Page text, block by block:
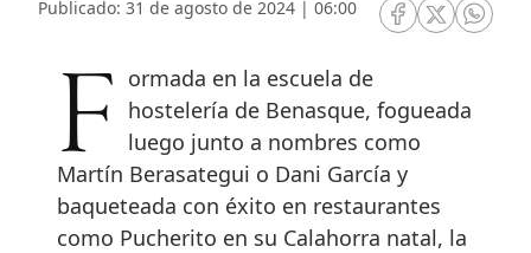
Publicado: 31 de agosto de 2024 | 06:00
RRSS Facebook
RRSSRRSS
Formada en la escuela de hostelería de Benasque, fogueada
luego junto a nombres como
Martín Berasategui o Dani García y
baqueteada con éxito en restaurantes
como Pucherito en su Calahorra natal, la